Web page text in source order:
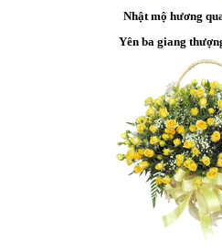
Nhật mộ hương
Yên ba giang